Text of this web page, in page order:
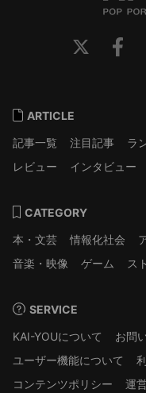
ARTICLE
記事一覧
注目記事 ラ
レビュー
インタビュー
CATEGORY
本・文芸
情報化社会
音楽・映像
ゲーム ス
SERVICE
KAI-YOUについて
お問
ユーザー機能について
コンテンツポリシー
運